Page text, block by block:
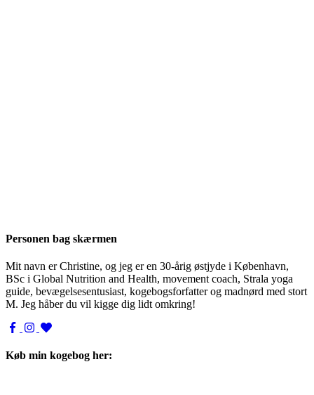
Personen bag skærmen
Mit navn er Christine, og jeg er en 30-årig østjyde i København,
BSc i Global Nutrition and Health, movement coach, Strala yoga
guide, bevægelsesentusiast, kogebogsforfatter og madnørd med stort
M. Jeg håber du vil kigge dig lidt omkring!
Køb min kogebog her: